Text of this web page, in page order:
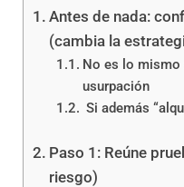
Antes de nada:
(cambia la
No es lo mismo
usurpación
Si además
Paso 1: Reúne
riesgo)